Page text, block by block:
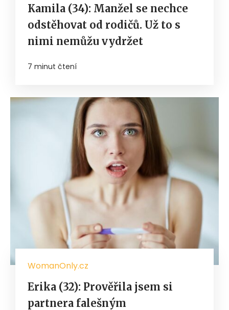
Kamila (34): Manžel se nechce
odstěhovat od rodičů. Už to s
nimi nemůžu vydržet
7 minut čtení
WomanOnly.cz
Erika (32): Prověřila jsem si
partnera falešným